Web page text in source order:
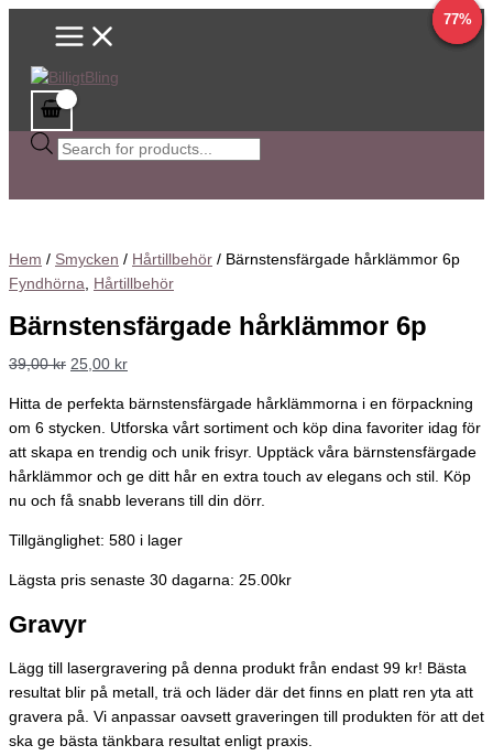
HoppaMain
Sök
efter
Hem / Smycken / Hårtillbehör / Bärnstensfärgade hårklämmor 6p
Fyndhörna
Hårtillbehör
Bärnstensfärgade hårklämmor 6p
39,00kr
Det
ursprungliga
var:
39,00 kr.
25,00 kr
Det
Hitta de perfekta bärnstensfärgade hårklämmorna i en förpackning
om 6 stycken. Utforska vårt sortiment och köp dina favoriter idag för
att skapa en trendig och unik frisyr. Upptäck våra bärnstensfärgade
hårklämmor och ge ditt hår en extra touch av elegans och stil. Köp
nu och få snabb leverans till din dörr.
Tillgänglighet: 580 i lager
Lägsta pris senaste 30 dagarna: 25.00kr
Gravyr
Lägg till lasergravering på denna produkt från endast 99 kr! Bästa
resultat blir på metall, trä och läder där det finns en platt ren yta att
gravera på. Vi anpassar oavsett graveringen till produkten för att det
ska ge bästa tänkbara resultat enligt praxis.
Bärnstensfärgade
hårklämmor
mängd
84%
Det
var:
Det
77%
Det
var:
Det
69%
Det
var:
Det
77%
Det
var:
Det